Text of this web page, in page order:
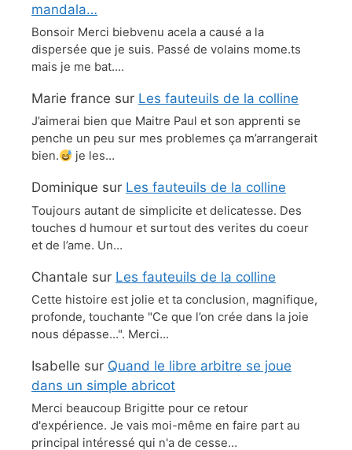
mandala…
Bonsoir Merci biebvenu acela a causé a la
dispersée que je suis. Passé de volains mome.ts
mais je me bat.…
Marie france sur Les fauteuils de la colline
J’aimerai bien que Maitre Paul et son apprenti se
penche un peu sur mes problemes ça m’arrangerait
bien.
je les…
Dominique sur Les fauteuils de la colline
Toujours autant de simplicite et delicatesse. Des
touches d humour et surtout des verites du coeur
et de l’ame. Un…
Chantale sur Les fauteuils de la colline
Cette histoire est jolie et ta conclusion, magnifique,
profonde, touchante "Ce que l’on crée dans la joie
nous dépasse…". Merci…
Isabelle sur Quand le libre arbitre se joue
dans un simple abricot
Merci beaucoup Brigitte pour ce retour
d'expérience. Je vais moi-même en faire part au
principal intéressé qui n'a de cesse…